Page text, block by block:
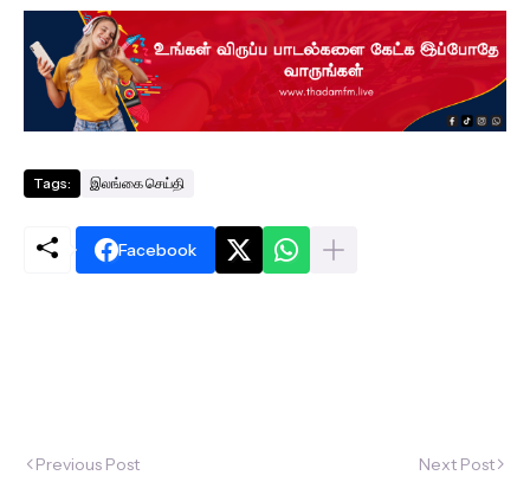
Tags: இலங்கை செய்தி
Facebook
Previous Post Next Post